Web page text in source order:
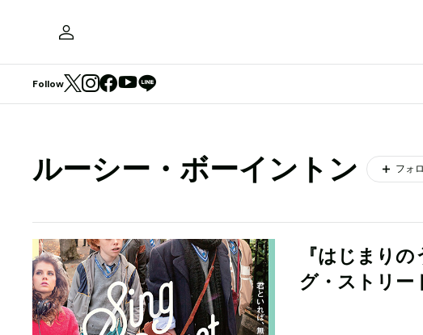
Follow
ルーシー・ボーイントン フォ
『はじまり
グ・ストリー